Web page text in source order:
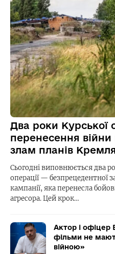
Два роки Курської
перенесення
злам планів Кремля
Сьогодні виповнюється два
операції — безпрецедентної
кампанії, яка перенесла
агресора. Цей крок…
Актор і
фільми не
війною»